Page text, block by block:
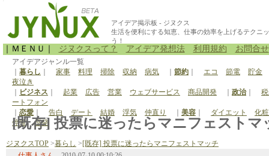
アイデア掲示板 - ジヌクス
生活を便利にする知恵、仕事の効率を上げるテクニ
う！
｜ＭＥＮＵ｜ ジヌクスって？ アイデア発想法 利用規約 お問合せ
アイデアジャンル一覧
暮らし 家事 料理 掃除 収納 病気 節約 エコ 節電
貯金
夜泣き
ビジネス 起業 広告 営業 ウェブサービス 商品開発 政治｜
ートフォン
恋愛 告白 デート 結婚 浮気 仲直り 美容 ダイエット
化
停電
原発
[既存] 投票に迷ったらマニフェストマ
ジヌクスTOP >暮らし >[既存] 投票に迷ったらマニフェストマッチ